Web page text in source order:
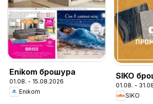
Enikom брошура
01.08. - 15.08.2026
Enikom
SIKO
01.08. -
SIKO